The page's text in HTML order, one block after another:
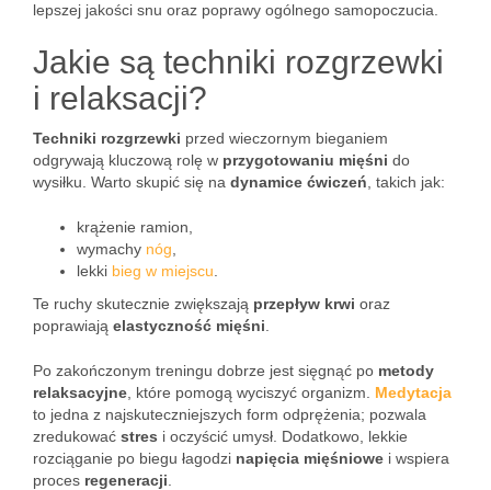
lepszej jakości snu oraz poprawy ogólnego samopoczucia.
Jakie są techniki rozgrzewki
i relaksacji?
Techniki rozgrzewki przed wieczornym bieganiem
odgrywają kluczową rolę w przygotowaniu mięśni do
wysiłku. Warto skupić się na dynamice ćwiczeń , takich jak:
krążenie ramion,
wymachy nóg
lekki bieg w miejscu
Te ruchy skutecznie zwiększają przepływ krwi oraz
poprawiają elastyczność mięśni
Po zakończonym treningu dobrze jest sięgnąć po metody
relaksacyjne , które pomogą wyciszyć organizm. Medytacja
to jedna z najskuteczniejszych form odprężenia; pozwala
zredukować stres i oczyścić umysł. Dodatkowo, lekkie
rozciąganie po biegu łagodzi napięcia mięśniowe i wspiera
proces regeneracji